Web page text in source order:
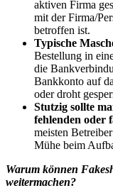
aktiven Firma
mit der Firma/
betroffen ist.
Typische
Bestellung in
die
Bankkonto auf
oder droht
Stutzig sollte
fehlenden oder
meisten
Mühe beim
Warum können
weitermachen?